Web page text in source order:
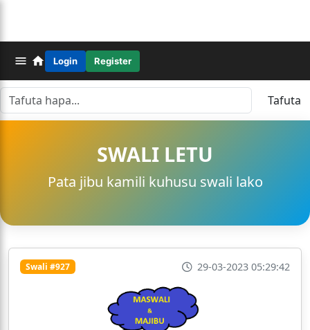
Login Register
Tafuta
SWALI LETU
Pata jibu kamili kuhusu swali lako
Swali #927 29-03-2023 05:29:42